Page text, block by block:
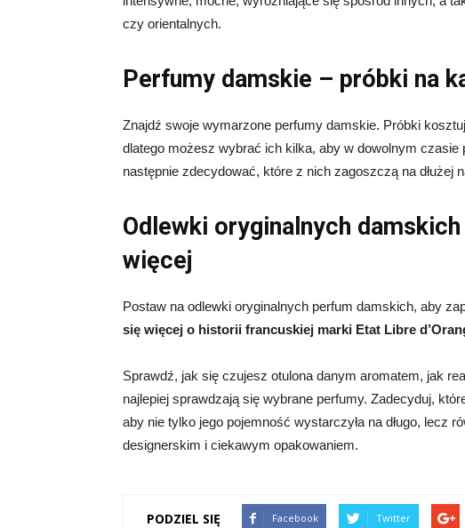
czy orientalnych.
Perfumy damskie – próbki na
Znajdź swoje wymarzone perfumy damskie. Próbki
dlatego możesz wybrać ich kilka, aby w dowolnym
następnie zdecydować, które z nich zagoszczą na dłużej
Odlewki oryginalnych
więcej
Postaw na odlewki oryginalnych perfum damskich, aby
się więcej o historii francuskiej marki Etat Libre
Sprawdź, jak się czujesz otulona danym aromatem, jak
najlepiej sprawdzają się wybrane perfumy. Zadecyduj,
aby nie tylko jego pojemność wystarczyła na długo, lecz
designerskim i ciekawym opakowaniem.
PODZIEL SIĘ Facebook Twitter